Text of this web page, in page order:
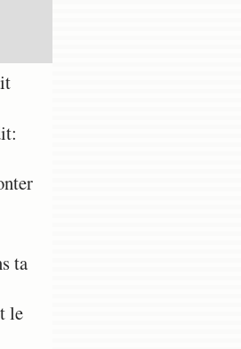
ta
le